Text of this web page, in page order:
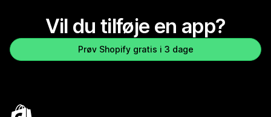
Vil du tilføje en app?
Prøv Shopify gratis i 3 dage